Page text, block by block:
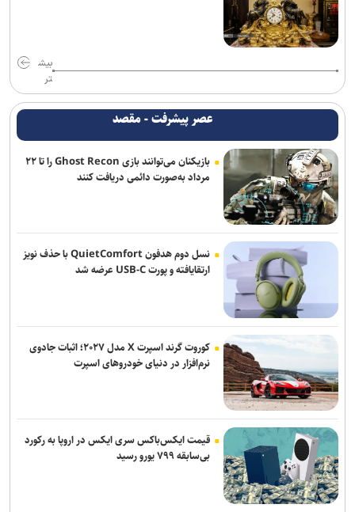
ارسال حدود ۲ هزار اثر به جشنواره بین‌المللی فیلم فضای باز ایران
یازدهمین اجلاس وزرای فرهنگ بریکس آغاز شد
نامزدی بهترین فیلم و بازیگری «دوچرخه آبی» در ۲ جشنواره جهانی/
نمایش فیلم در ۳ جشنواره دیگر
دور دوم اجرای کمدی «سندباد و فیروز» در خانه نمایش مهرگان
خبرنگاری در روزهای عادی، پیشه‌ای شریف، اما در روزهای سخت، سیمایی
از مجاهدت فرهنگی و اجتماعی پیدا می‌کند
بیش
تر
عصر پیشرفت - مقصد
بازیکنان می‌توانند بازی Ghost Recon را تا ۲۲
مرداد به‌صورت دائمی دریافت کنند
نسل دوم هدفون QuietComfort با حذف نویز
ارتقایافته و پورت USB-C عرضه شد
کوروت گرند اسپرت X مدل ۲۰۲۷؛ اثبات جادوی
نرم‌افزار در دنیای خودروهای اسپرت
قیمت ایکس‌باکس سری ایکس در اروپا به رکورد
بی‌سابقه ۷۹۹ یورو رسید